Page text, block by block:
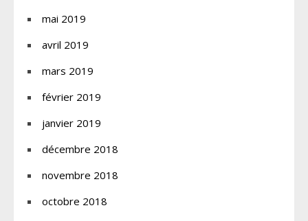
mai 2019
avril 2019
mars 2019
février 2019
janvier 2019
décembre 2018
novembre 2018
octobre 2018